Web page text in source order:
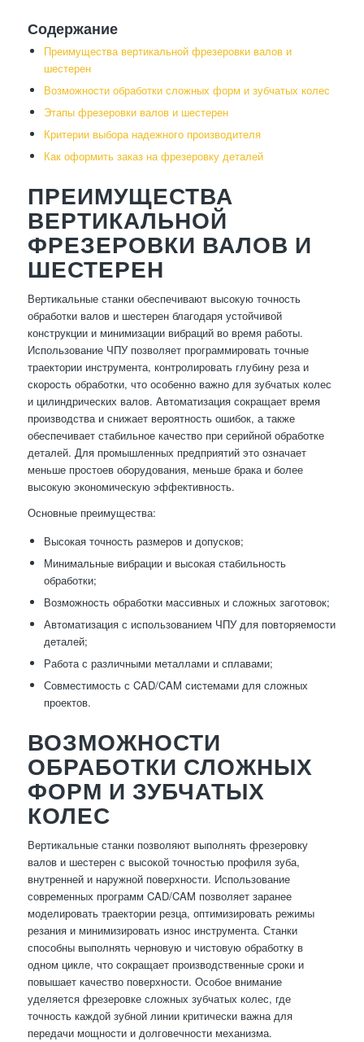
Содержание
Преимущества вертикальной фрезеровки валов и
шестерен
Возможности обработки сложных форм и зубчатых колес
Этапы фрезеровки валов и шестерен
Критерии выбора надежного производителя
Как оформить заказ на фрезеровку деталей
ПРЕИМУЩЕСТВА
ВЕРТИКАЛЬНОЙ
ФРЕЗЕРОВКИ ВАЛОВ И
ШЕСТЕРЕН
Вертикальные станки обеспечивают высокую точность
обработки валов и шестерен благодаря устойчивой
конструкции и минимизации вибраций во время работы.
Использование ЧПУ позволяет программировать точные
траектории инструмента, контролировать глубину реза и
скорость обработки, что особенно важно для зубчатых колес
и цилиндрических валов. Автоматизация сокращает время
производства и снижает вероятность ошибок, а также
обеспечивает стабильное качество при серийной обработке
деталей. Для промышленных предприятий это означает
меньше простоев оборудования, меньше брака и более
высокую экономическую эффективность.
Основные преимущества:
Высокая точность размеров и допусков;
Минимальные вибрации и высокая стабильность
обработки;
Возможность обработки массивных и сложных заготовок;
Автоматизация с использованием ЧПУ для повторяемости
деталей;
Работа с различными металлами и сплавами;
Совместимость с CAD/CAM системами для сложных
проектов.
ВОЗМОЖНОСТИ
ОБРАБОТКИ СЛОЖНЫХ
ФОРМ И ЗУБЧАТЫХ
КОЛЕС
Вертикальные станки позволяют выполнять фрезеровку
валов и шестерен с высокой точностью профиля зуба,
внутренней и наружной поверхности. Использование
современных программ CAD/CAM позволяет заранее
моделировать траектории резца, оптимизировать режимы
резания и минимизировать износ инструмента. Станки
способны выполнять черновую и чистовую обработку в
одном цикле, что сокращает производственные сроки и
повышает качество поверхности. Особое внимание
уделяется фрезеровке сложных зубчатых колес, где
точность каждой зубной линии критически важна для
передачи мощности и долговечности механизма.